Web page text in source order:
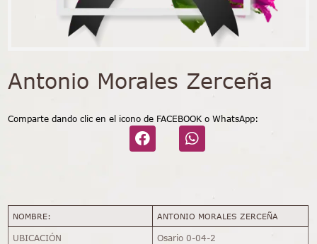
Antonio Morales Zerceña
Comparte dando clic en el icono de FACEBOOK o WhatsApp:
NOMBRE: ANTONIO MORALES ZERCEÑA
UBICACIÓN Osario 0-04-2